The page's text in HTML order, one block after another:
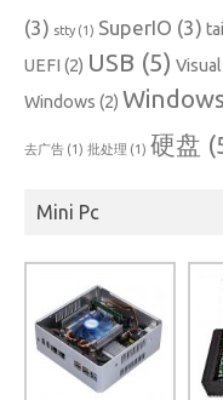
(3) stty (1) SuperIO (3)
UEFI (2) USB (5)
Windows (2)
去广告 (1) 批处理 (1) 硬盘
Mini Pc